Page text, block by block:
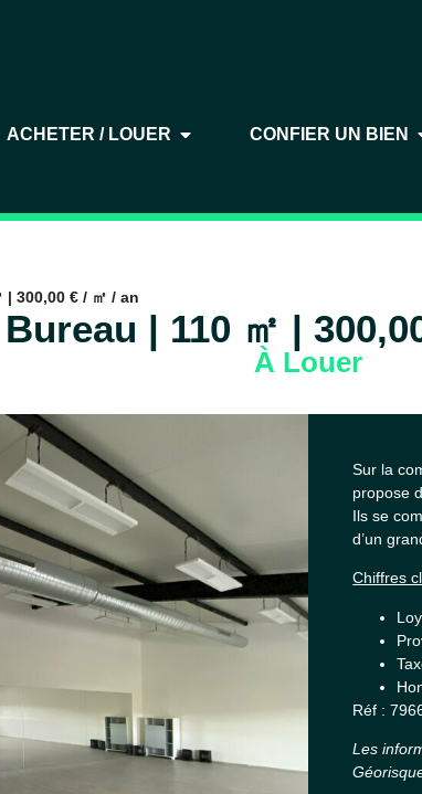
ACHETER / LOUER CONFIER UN BIEN
| 300,00 € / ㎡ / an
Bureau | 110 ㎡ |
À Louer
Sur la
propose
Ils se
d’un
Chiffres
Réf :
Les